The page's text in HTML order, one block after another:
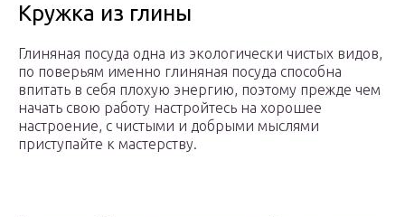
Кружка из глины
Глиняная посуда одна из экологически чистых видов,
по поверьям именно глиняная посуда способна
впитать в себя плохую энергию, поэтому прежде чем
начать свою работу настройтесь на хорошее
настроение, с чистыми и добрыми мыслями
приступайте к мастерству.